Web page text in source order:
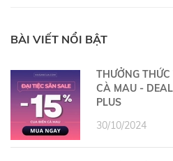
BÀI VIẾT NỔI BẬT
THƯỞNG THỨC
CÀ MAU -
PLUS
30/10/2024